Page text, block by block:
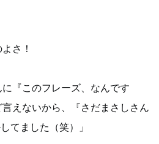
さ！
『このフレーズ、なんです
えないから、『さだまさしさん
てました（笑）」